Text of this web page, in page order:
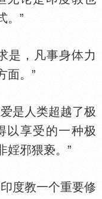
。”
，凡事身
力
面。”
爱是人类超越了极
以享受的一种极
婬邪猥亵。”
度教一个重要修